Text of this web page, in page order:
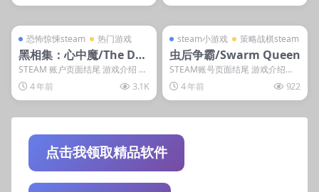
steam账号离线
恐怖惊悚steam
热门游戏
黑相集：心中魔/The Dar
k Pictures: The Devil in
Me
STEAM 账户页面结尾 游戏介绍 纪
录片剧组收到一个神秘邀请，前往
参观连环杀手...
4 年前 3.1K
steam小游戏
steam小游戏
策略战棋steam
虫后争霸/Swarm Queen
STEAM账号页面结尾 游戏介绍
《虫后争霸》是款易上手难精通的
战略游戏，玩家需...
4 年前 922
点击我领取精品软件